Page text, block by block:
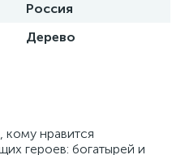
Россия
Дерево
нравится
героев: богатырей и